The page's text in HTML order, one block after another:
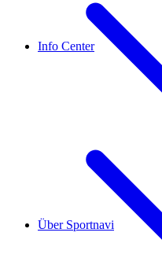
Über Sportnavi
Info Center